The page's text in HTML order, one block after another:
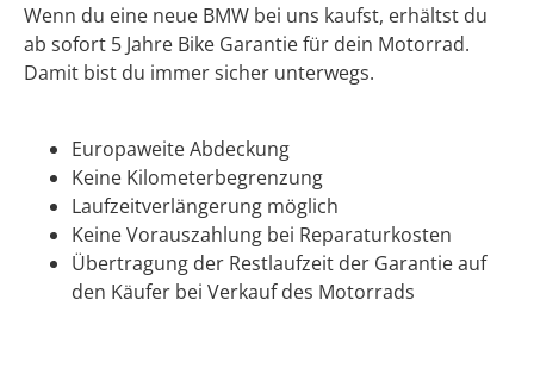
Wenn du eine neue BMW bei uns kaufst, erhältst du
ab sofort 5 Jahre Bike Garantie für dein Motorrad.
Damit bist du immer sicher unterwegs.
Europaweite Abdeckung
Keine Kilometerbegrenzung
Laufzeitverlängerung möglich
Keine Vorauszahlung bei Reparaturkosten
Übertragung der Restlaufzeit der Garantie auf
den Käufer bei Verkauf des Motorrads